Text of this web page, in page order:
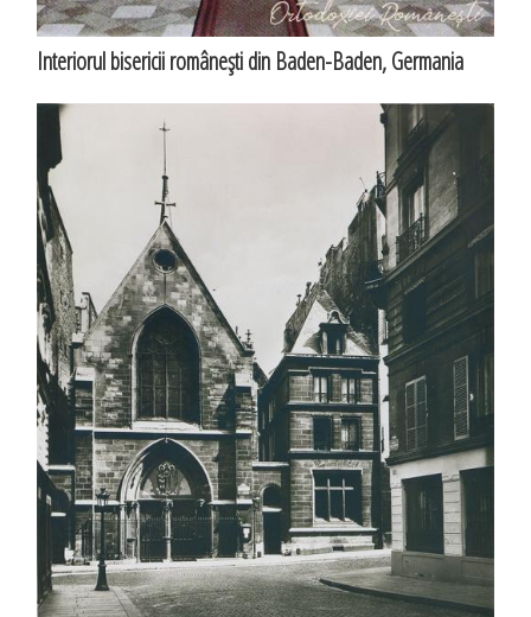
Interiorul bisericii româneşti din Baden-Baden, Germania